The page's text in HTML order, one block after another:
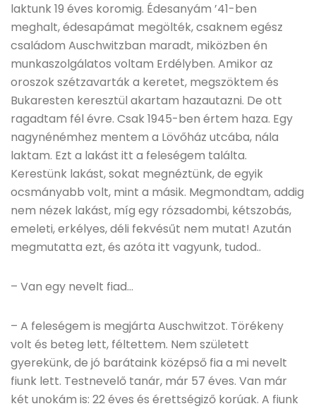
laktunk 19 éves koromig. Édesanyám ’41-ben
meghalt, édesapámat megölték, csaknem egész
családom Auschwitzban maradt, miközben én
munkaszolgálatos voltam Erdélyben. Amikor az
oroszok szétzavarták a keretet, megszöktem és
Bukaresten keresztül akartam hazautazni. De ott
ragadtam fél évre. Csak 1945-ben értem haza. Egy
nagynénémhez mentem a Lövőház utcába, nála
laktam. Ezt a lakást itt a feleségem találta.
Kerestünk lakást, sokat megnéztünk, de egyik
ocsmányabb volt, mint a másik. Megmondtam, addig
nem nézek lakást, míg egy rózsadombi, kétszobás,
emeleti, erkélyes, déli fekvésűt nem mutat! Azután
megmutatta ezt, és azóta itt vagyunk, tudod..
– Van egy nevelt fiad…
– A feleségem is megjárta Auschwitzot. Törékeny
volt és beteg lett, féltettem. Nem született
gyerekünk, de jó barátaink középső fia a mi nevelt
fiunk lett. Testnevelő tanár, már 57 éves. Van már
két unokám is: 22 éves és érettségiző korúak. A fiunk